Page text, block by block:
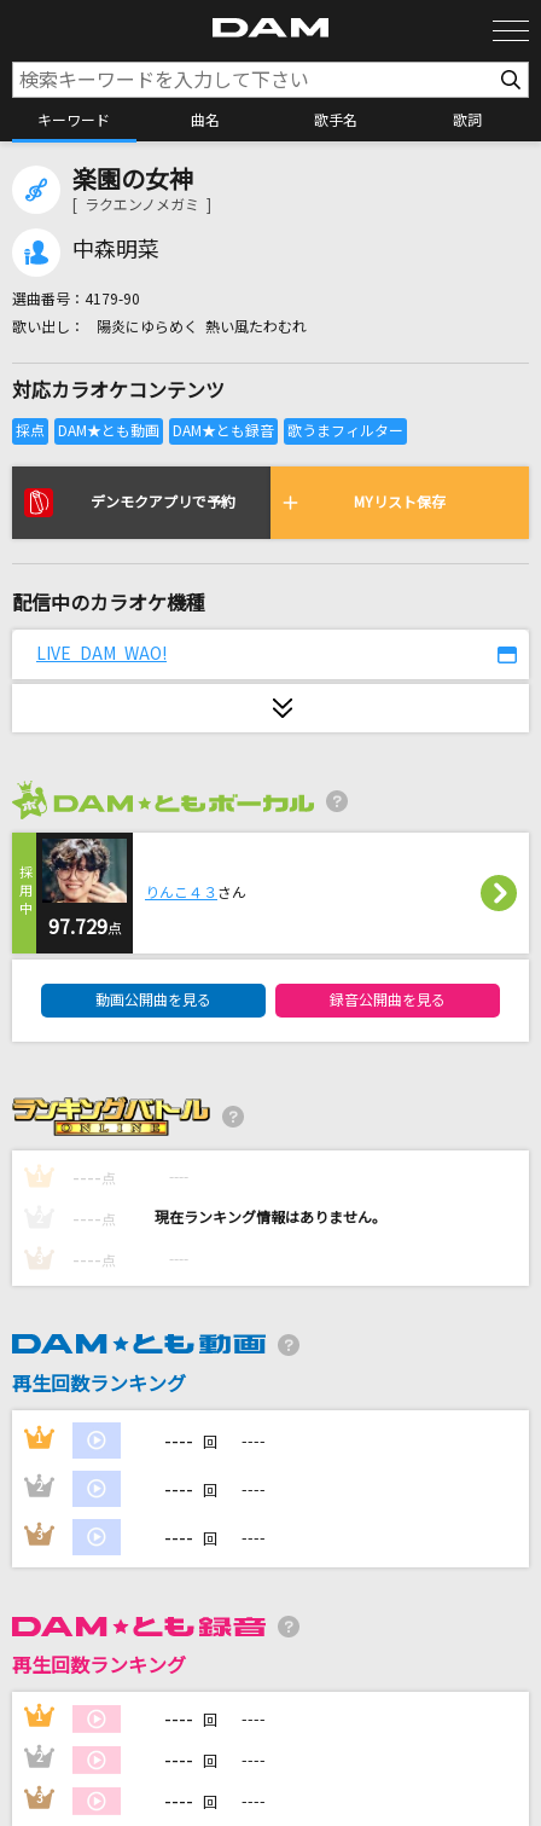
キーワード 曲名 歌手名 歌詞
全国りれき
リアルタイムで歌われている曲の一覧
[名演]Everything 「名演ピアノ 美野 春樹」
[生音]星座になれたら
バージョン)
Uru
[生音]LADY NAVIGATION
三原色
YOASOBI
SUPER EIGHT
GLAY
もっと見る
DAMに会員登録・ログインして
楽園の女神
[ ラクエンノメガミ ]
中森明菜
選曲番号： 4179-90
陽炎にゆらめく 熱い風たわむれ
対応カラオケコンテンツ
デンモクアプリで予約 MYリスト保存
配信中のカラオケ機種
LIVE DAM WAO!
97.729点
りんこ４３ さん
動画公開曲を見る 録音公開曲を見る
1 ---- 点 ----
---- 点 ----
3 ---- 点 ----
再生回数ランキング
1 ---- 回 ----
2 ---- 回 ----
3 ---- 回 ----
再生回数ランキング
1 ---- 回 ----
2 ---- 回 ----
3 ---- 回 ----